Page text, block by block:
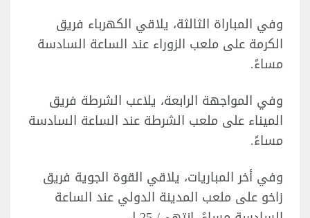
وفي المباراة الثالثة، يلاقي الكهرباء فريق
الكرمة على ملعب الزوراء عند الساعة السادسة
مساءً.
وفي المواجهة الرابعة، يلاعب الشرطة فريق
الميناء على ملعب الشرطة عند الساعة السادسة
مساءً.
وفي أخر المباريات، يلاقي القوة الجوية فريق
زاخو على ملعب المدينة الدولي عند الساعة